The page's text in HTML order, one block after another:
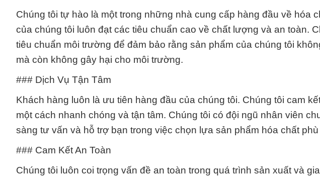
Chúng tôi tự hào là một trong những nhà cung cấp hàng đầu về hóa
của chúng tôi luôn đạt các tiêu chuẩn cao về chất lượng và an toàn.
tiêu chuẩn môi trường để đảm bảo rằng sản phẩm của chúng tôi
mà còn không gây hại cho môi trường.
### Dịch Vụ Tận Tâm
Khách hàng luôn là ưu tiên hàng đầu của chúng tôi. Chúng tôi cam
một cách nhanh chóng và tận tâm. Chúng tôi có đội ngũ nhân viên
sàng tư vấn và hỗ trợ bạn trong việc chọn lựa sản phẩm hóa chất
### Cam Kết An Toàn
Chúng tôi luôn coi trọng vấn đề an toàn trong quá trình sản xuất và